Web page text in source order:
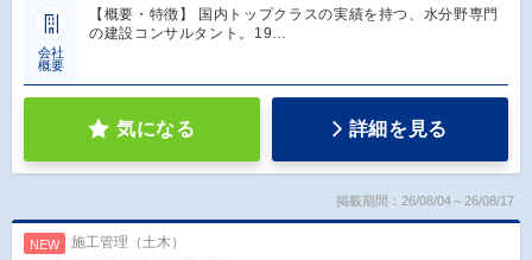
会社
概要
【概要・特徴】 国内トップクラスの実績を持つ、水分野専門
の建設コンサルタント。19…
気になる 詳細を見る
掲載期間：26/08/04～26/08/17
NEW 施工管理（土木）